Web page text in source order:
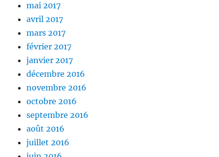
mai 2017
avril 2017
mars 2017
février 2017
janvier 2017
décembre 2016
novembre 2016
octobre 2016
septembre 2016
août 2016
juillet 2016